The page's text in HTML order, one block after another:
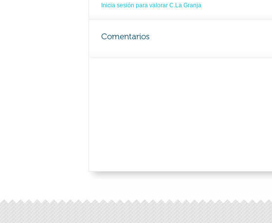
Inicia sesión para valorar C.La Granja
Comentarios